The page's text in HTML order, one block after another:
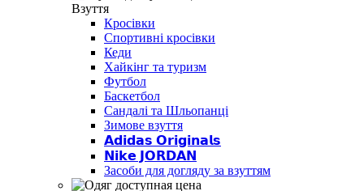
Взуття
Кросівки
Спортивні кросівки
Кеди
Хайкінг та туризм
Футбол
Баскетбол
Сандалі та Шльопанці
Зимове взуття
𝗔𝗱𝗶𝗱𝗮𝘀 𝗢𝗿𝗶𝗴𝗶𝗻𝗮𝗹𝘀
𝗡𝗶𝗸𝗲 𝗝𝗢𝗥𝗗𝗔𝗡
Засоби для догляду за взуттям